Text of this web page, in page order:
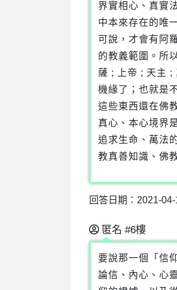
界實相心、真實
中本來存在的唯
可說，才會有阿
的教義範圍。所
薩 ; 上帝 ; 天主 ;
機緣了；也就是
這些東西還在佛
真心、本心境界
追求生命、萬法
教真善知識、佛
回答日期：2021-
匿名 #6樓
要說那一個「信
論信、內心、心